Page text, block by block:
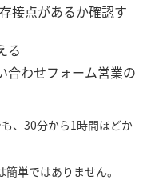
接点があるか確認す
る
合わせフォーム営業の
、30分から1時間ほどか
単ではありません。